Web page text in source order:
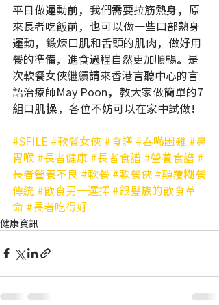
平日做運動前，我們需要拉筋熱身，原
來長者吃飯前，也可以做一些口部熱身
運動，鍛煉口肌和舌頭的肌肉，做好用
餐的準備，進食過程自然更加順暢。是
次軟餐女俠繼續請來香港言聽中心的言
語治療師May Poon，教大家做簡單的7
組口肌操，各位不妨可以在家中試做！
#SFILE #軟餐女俠 #食譜 #吞嚥困難 #鼻
胃喉 #長者健康 #長者食譜 #營養食譜 #
長者營養不良 #軟餐 #軟餐俠 #顛覆糊餐
傳統 #飲食另一選擇 #銀髮族的飲食革
命 #長者吃得好
健康資訊